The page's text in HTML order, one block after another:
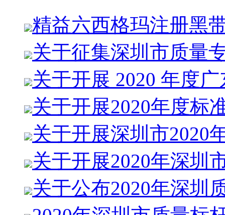
精益六西格玛注册黑
关于征集深圳市质量
关于开展 2020 年度
关于开展2020年度标
关于开展深圳市2020
关于开展2020年深圳
关于公布2020年深圳